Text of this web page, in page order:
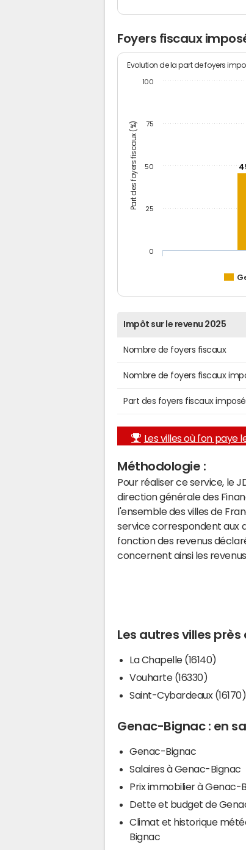
Foyers fiscaux
Part des foyers fiscaux (%)
Evolution de la part de foyers
0
25
50
75
100
Impôt sur le revenu 2025
Nombre de foyers fiscaux
Nombre de foyers fiscaux
Part des foyers fiscaux
Les villes où l'on paye
Méthodologie :
Pour réaliser ce service, le
direction générale des
l'ensemble des villes de
service correspondent aux
fonction des revenus
concernent ainsi les
Les autres villes
La Chapelle (16140)
Vouharte (16330)
Saint-Cybardeaux (16170)
Genac-Bignac : en
Genac-Bignac
Salaires à Genac-Bignac
Prix immobilier à Genac-
Dette et budget de
Climat et historique
Bignac